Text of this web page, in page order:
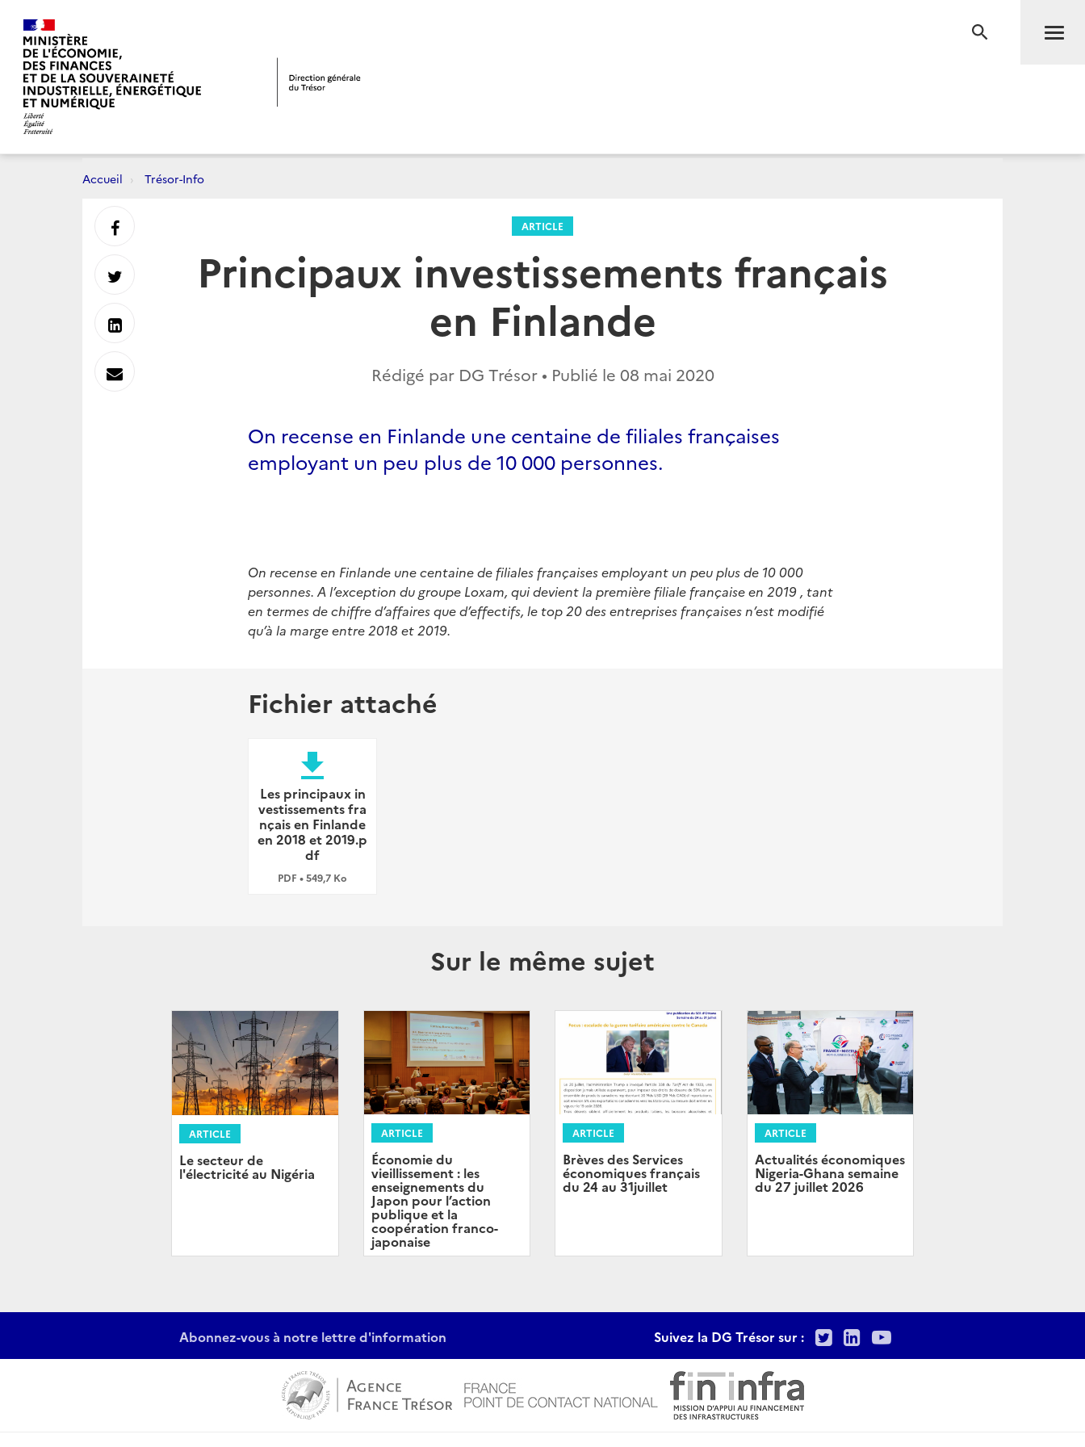
RECHERCHE
Accueil Trésor-Info
ARTICLE
Principaux investissements français
en Finlande
Rédigé par DG Trésor • Publié le 08 mai 2020
On recense en Finlande une centaine de filiales françaises
employant un peu plus de 10 000 personnes.
On recense en Finlande une centaine de filiales françaises employant un peu plus de 10 000
personnes. A l’exception du groupe Loxam, qui devient la première filiale française en 2019 , tant
en termes de chiffre d’affaires que d’effectifs, le top 20 des entreprises françaises n’est modifié
qu’à la marge entre 2018 et 2019.
Fichier attaché
file_download
Les principaux in
vestissements fra
nçais en Finlande
en 2018 et 2019.p
df
PDF • 549,7 Ko
Sur le même sujet
ARTICLE
Le secteur de
l'électricité au Nigéria
ARTICLE
Économie du
vieillissement : les
enseignements du
Japon pour l’action
publique et la
coopération franco-
japonaise
ARTICLE
Brèves des Services
économiques français
du 24 au 31juillet
ARTICLE
Actualités économiques
Nigeria-Ghana semaine
du 27 juillet 2026
Partager
sur
Partager
sur
Partager
sur
Envoyer
Abonnez-vous à notre lettre d'information Suivez la DG Trésor sur : TwitterLinkedIn
Youtube